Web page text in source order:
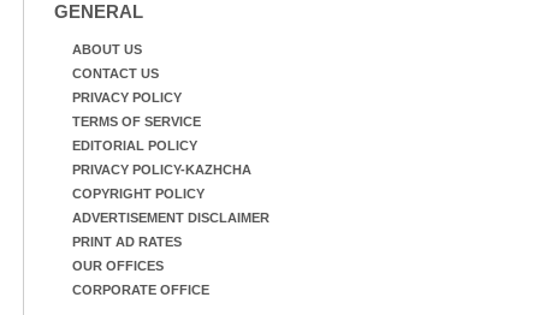
GENERAL
ABOUT US
CONTACT US
PRIVACY POLICY
TERMS OF SERVICE
EDITORIAL POLICY
PRIVACY POLICY-KAZHCHA
COPYRIGHT POLICY
ADVERTISEMENT DISCLAIMER
PRINT AD RATES
OUR OFFICES
CORPORATE OFFICE